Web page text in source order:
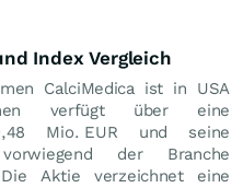
Index Vergleich
CalciMedica ist in USA
verfügt über eine
Mio. EUR und seine
der Branche
Aktie verzeichnet eine